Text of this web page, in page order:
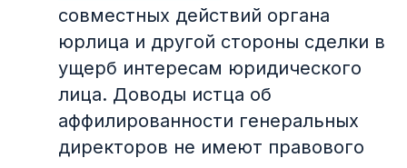
совместных действий органа
юрлица и другой стороны сделки в
ущерб интересам юридического
лица. Доводы истца об
аффилированности генеральных
директоров не имеют правового